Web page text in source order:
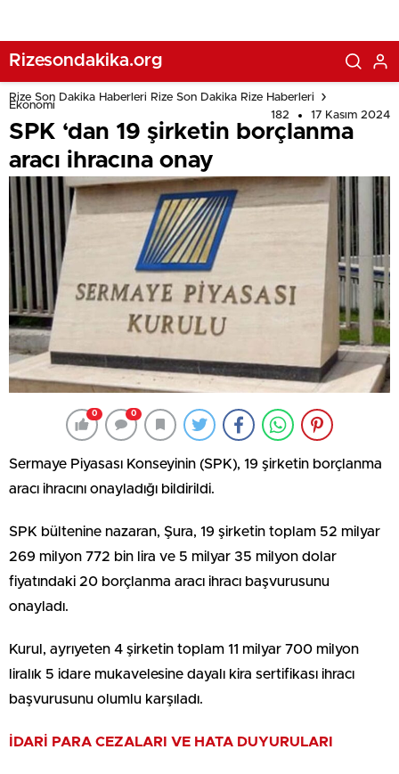
Rizesondakika.org
Rize Son Dakika Haberleri Rize Son Dakika Rize Haberleri
Ekonomi
182
17 Kasım 2024
SPK ‘dan 19 şirketin borçlanma
aracı ihracına onay
0 0
Sermaye Piyasası Konseyinin (SPK), 19 şirketin borçlanma
aracı ihracını onayladığı bildirildi.
SPK bültenine nazaran, Şura, 19 şirketin toplam 52 milyar
269 milyon 772 bin lira ve 5 milyar 35 milyon dolar
fiyatındaki 20 borçlanma aracı ihracı başvurusunu
onayladı.
Kurul, ayrıyeten 4 şirketin toplam 11 milyar 700 milyon
liralık 5 idare mukavelesine dayalı kira sertifikası ihracı
başvurusunu olumlu karşıladı.
İDARİ PARA CEZALARI VE HATA DUYURULARI